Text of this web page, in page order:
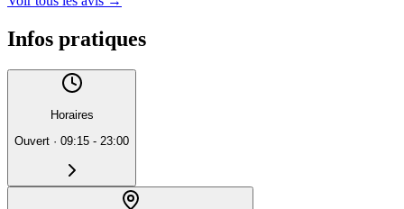
Infos pratiques
Horaires
Ouvert · 09:15 - 23:00